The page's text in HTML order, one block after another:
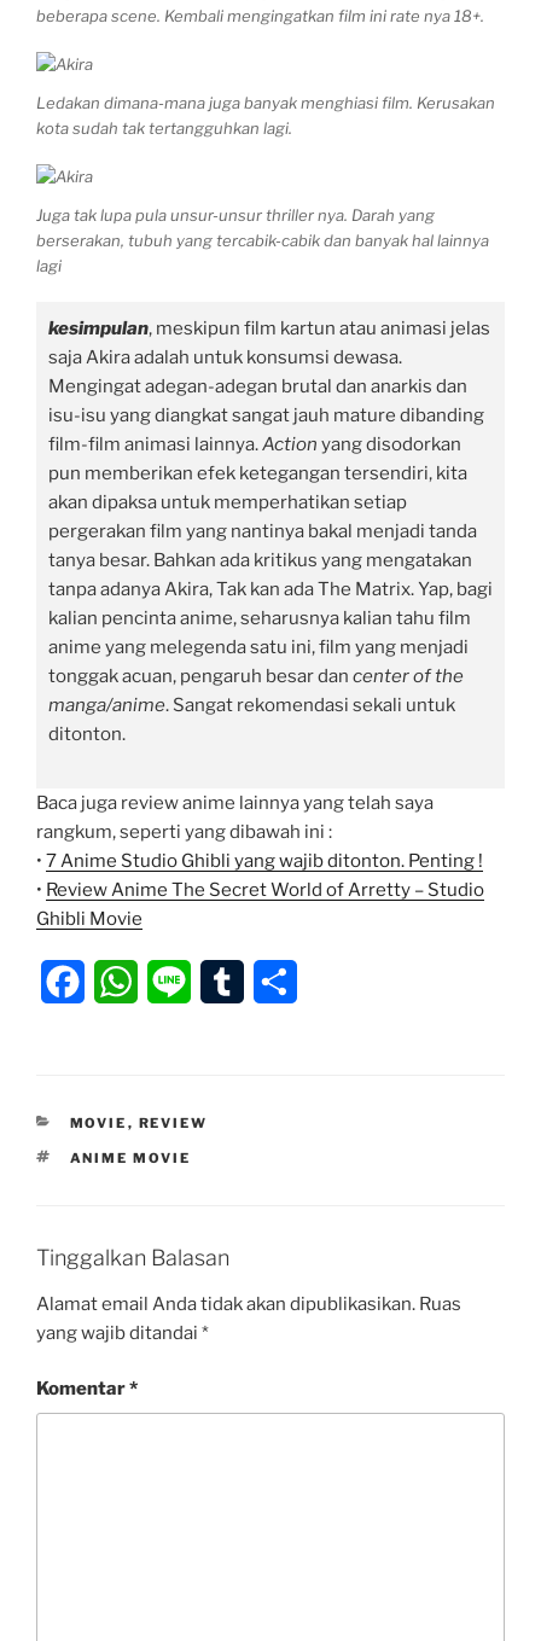
beberapa scene. Kembali mengingatkan film ini rate nya 18+.
Ledakan dimana-mana juga banyak menghiasi film. Kerusakan
kota sudah tak tertangguhkan lagi.
Juga tak lupa pula unsur-unsur thriller nya. Darah yang
berserakan, tubuh yang tercabik-cabik dan banyak hal lainnya
lagi
kesimpulan, meskipun film kartun atau animasi jelas
saja Akira adalah untuk konsumsi dewasa.
Mengingat adegan-adegan brutal dan anarkis dan
isu-isu yang diangkat sangat jauh mature dibanding
film-film animasi lainnya.Action yang disodorkan
pun memberikan efek ketegangan tersendiri, kita
akan dipaksa untuk memperhatikan setiap
pergerakan film yang nantinya bakal menjadi tanda
tanya besar. Bahkan ada kritikus yang mengatakan
tanpa adanya Akira, Tak kan ada The Matrix. Yap, bagi
kalian pencinta anime, seharusnya kalian tahu film
anime yang melegenda satu ini, film yang menjadi
tonggak acuan, pengaruh besar dan center of the
manga/anime. Sangat rekomendasi sekali untuk
ditonton.
Baca juga review anime lainnya yang telah saya
rangkum, seperti yang dibawah ini :
• 7 Anime Studio Ghibli yang wajib ditonton. Penting !
• Review Anime The Secret World of Arretty – Studio
Ghibli Movie
e
b
W
t
s
e
KATEGORI
MOVIE , REVIEW
TAG
ANIME MOVIE
Tinggalkan Balasan
Alamat email Anda tidak akan dipublikasikan. Ruas
yang wajib ditandai *
Komentar*